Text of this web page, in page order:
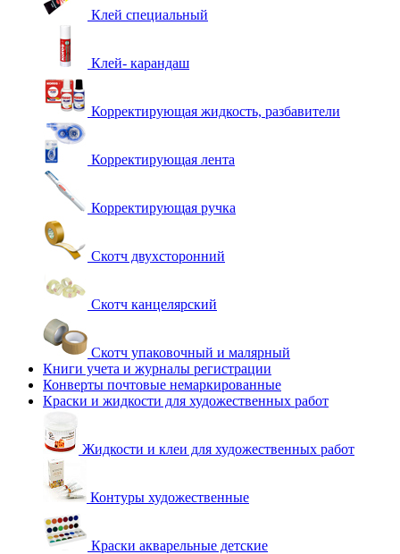
Клей специальный
Клей- карандаш
Корректирующая жидкость, разбавители
Корректирующая лента
Корректирующая ручка
Скотч двухсторонний
Скотч канцелярский
Скотч упаковочный и малярный
Книги учета и журналы регистрации
Конверты почтовые немаркированные
Краски и жидкости для художественных работ
Жидкости и клеи для художественных работ
Контуры художественные
Краски акварельные детские